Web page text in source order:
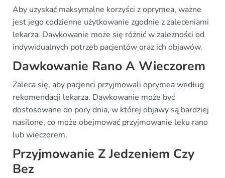
Aby uzyskać maksymalne korzyści z oprymea, ważne
jest jego codzienne użytkowanie zgodnie z zaleceniami
lekarza. Dawkowanie może się różnić w zależności od
indywidualnych potrzeb pacjentów oraz ich objawów.
Dawkowanie Rano A Wieczorem
Zaleca się, aby pacjenci przyjmowali oprymea według
rekomendacji lekarza. Dawkowanie może być
dostosowane do pory dnia, w której objawy są bardziej
nasilone, co może obejmować przyjmowanie leku rano
lub wieczorem.
Przyjmowanie Z Jedzeniem Czy
Bez